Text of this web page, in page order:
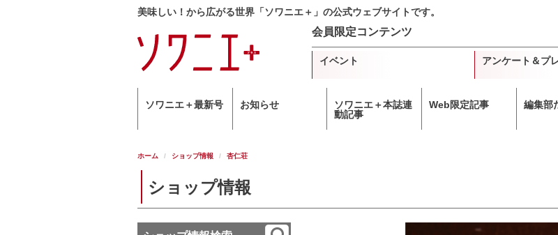
美味しい！から広がる世界「ソワニエ＋」の公式ウェブサイトです。
会員限定コンテンツ
イベント アンケート＆プ
ソワニエ＋最新号 お知らせ
ソワニエ＋本誌連
動記事
Web限定記事 編集部
ホーム ショップ情報 杏仁荘
ショップ情報